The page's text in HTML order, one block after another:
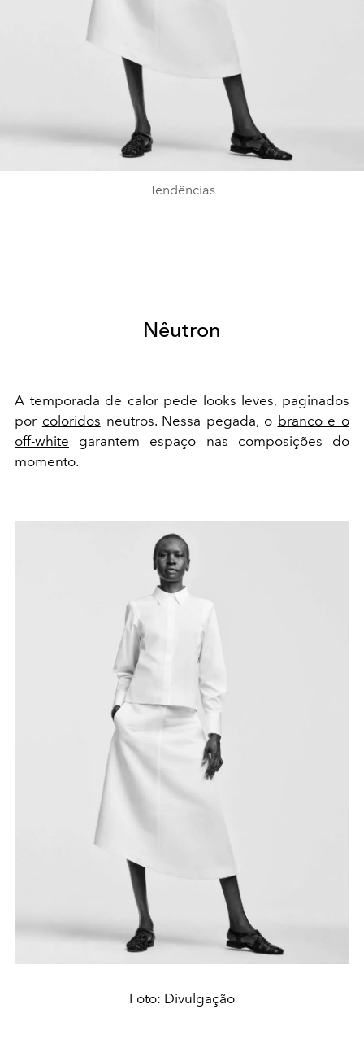
Tendências
Nêutron
A temporada de calor pede looks leves, paginados
por coloridos neutros. Nessa pegada, o branco e o
off-white garantem espaço nas composições do
momento.
Foto: Divulgação